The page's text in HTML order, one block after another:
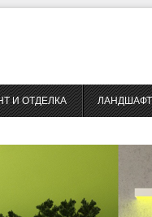
И ОТДЕЛКА